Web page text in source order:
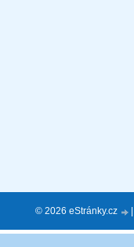
© 2026 eStránky.cz